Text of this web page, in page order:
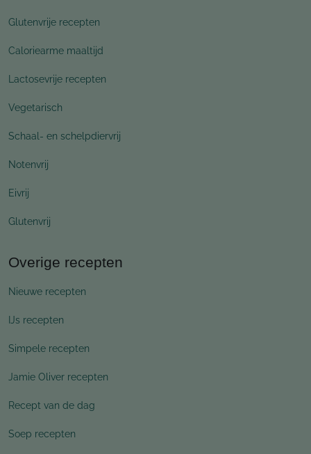
Glutenvrije recepten
Caloriearme maaltijd
Lactosevrije recepten
Vegetarisch
Schaal- en schelpdiervrij
Notenvrij
Eivrij
Glutenvrij
Overige recepten
Nieuwe recepten
IJs recepten
Simpele recepten
Jamie Oliver recepten
Recept van de dag
Soep recepten